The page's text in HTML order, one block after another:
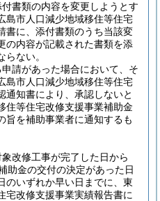
書類の内容を変更しようとす
島市人口減少地域移住等住宅
書に、添付書類のうち当該変
の内容が記載された書類を添
ない。
請があった場合において、そ
島市人口減少地域移住等住宅
通知書により、承認しないと
住等住宅改修支援事業補助金
旨を補助事業者に通知するも
改修工事が完了した日から
助金の交付の決定があった日
のいずれか早い日までに、東
宅改修支援事業実績報告書に